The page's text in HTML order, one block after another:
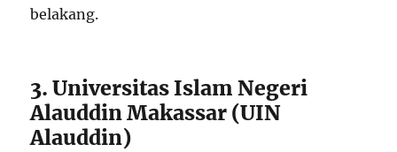
belakang.
3. Universitas Islam Negeri
Alauddin Makassar (UIN
Alauddin)